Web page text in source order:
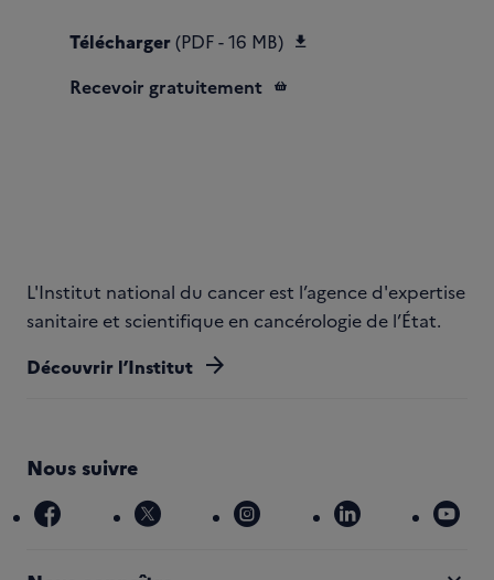
Télécharger(PDF - 16 MB)
Recevoir gratuitement
L'Institut national du cancer est l’agence d'expertise
sanitaire et scientifique en cancérologie de l’État.
Découvrir l’Institut arrow_forward
Nous suivre
facebook x instagram linkedin